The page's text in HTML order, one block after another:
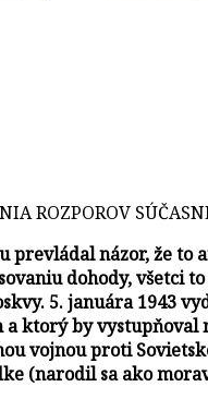
ROZPOROV
prevládal názor, že
dohody, všetci
5. januára
ktorý by
vojnou proti
(narodil sa ako